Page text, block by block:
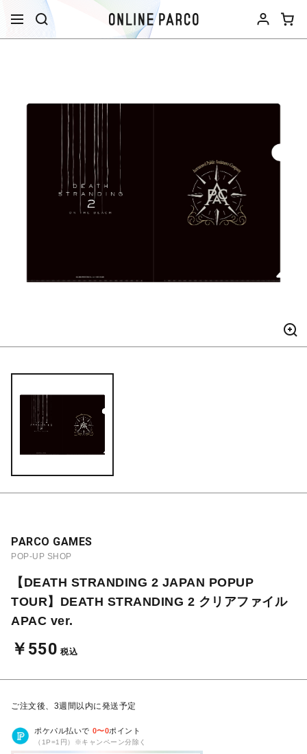
PARCO GAMES
POP-UP SHOP
【DEATH STRANDING 2 JAPAN POPUP
TOUR】DEATH STRANDING 2 クリアファイル
APAC ver.
￥550 税込
ご注文後、3週間以内に発送予定
ポケパル払いで 0〜0ポイント
（1P=1円）※キャンペーン分除く